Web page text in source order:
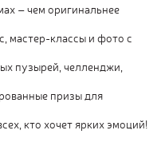
– чем оригинальнее
мастер-классы и фото с
пузырей, челленджи,
призы для
кто хочет ярких эмоций!